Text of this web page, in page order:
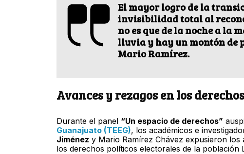
El mayor logro de la
invisibilidad total al
no es que de la noche a la
lluvia y hay un montón de
Mario Ramírez.
Avances y rezagos en los
Durante el panel “Un espacio de derechos”
Guanajuato (TEEG), los académicos e
Jiménez y Mario Ramírez Chávez expusieron
los derechos políticos electorales de la población